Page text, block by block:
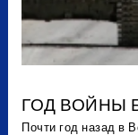
ГОД ВОЙНЫ
Почти год назад в